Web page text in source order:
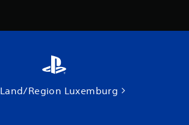
Land/Region Luxemburg